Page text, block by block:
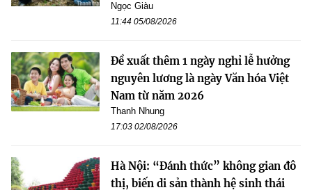
Ngọc Giàu
11:44 05/08/2026
Đề xuất thêm 1 ngày nghỉ lễ hưởng
nguyên lương là ngày Văn hóa Việt
Nam từ năm 2026
Thanh Nhung
17:03 02/08/2026
Hà Nội: “Đánh thức” không gian đô
thị, biến di sản thành hệ sinh thái